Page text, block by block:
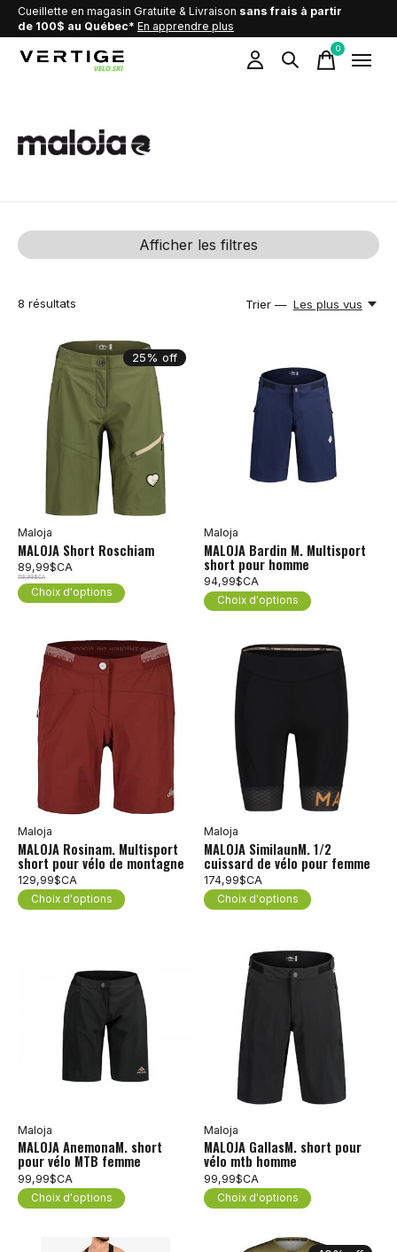
Cueillette en magasin Gratuite & Livraison sans frais à partir
de 100$ au Québec* En apprendre plus
0items
Maloja
Afficher les filtres
8 résultats Trier — Les plus vus
25% off
Maloja
MALOJA Short Roschiam
89,99$CA
119,99$CA
Choix d'options
Maloja
MALOJA Bardin M. Multisport
short pour homme
94,99$CA
Choix d'options
Maloja
MALOJA Rosinam. Multisport
short pour vélo de montagne
129,99$CA
Choix d'options
Maloja
MALOJA SimilaunM. 1/2
cuissard de vélo pour femme
174,99$CA
Choix d'options
Maloja
MALOJA AnemonaM. short
pour vélo MTB femme
99,99$CA
Choix d'options
Maloja
MALOJA GallasM. short pour
vélo mtb homme
99,99$CA
Choix d'options